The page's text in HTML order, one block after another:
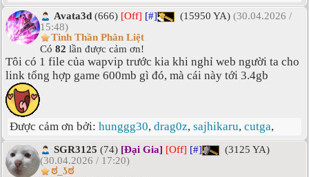
Avata3d (666) [Off] [#] (15950 YA) (30.04.2026 /
15:48)
Tinh Thần Phân Liệt
Có 82 lần được cảm ơn!
Tôi có 1 file của wapvip trước kia khi nghỉ web người ta cho
link tổng hợp game 600mb gì đó, mà cái này tới 3.4gb
Được cảm ơn bởi: hunggg30, drag0z, sajhikaru, cutga,
SGR3125 (74) [Đại Gia] [Off] [#]
(3125 YA)
(30.04.2026 / 17:20)
ಠ_ʖಠ